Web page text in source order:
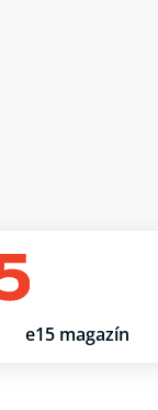
e15 magazín